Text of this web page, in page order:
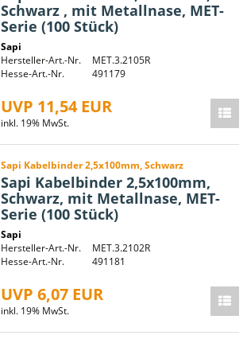
Schwarz , mit Metallnase, MET-
Serie (100 Stück)
Sapi
Hersteller-Art.-Nr.
MET.3.2105R
Hesse-Art.-Nr.
491179
UVP 11,54 EUR
inkl. 19% MwSt.
Sapi Kabelbinder 2,5x100mm, Schwarz
Sapi Kabelbinder 2,5x100mm,
Schwarz, mit Metallnase, MET-
Serie (100 Stück)
Sapi
Hersteller-Art.-Nr.
MET.3.2102R
Hesse-Art.-Nr.
491181
UVP 6,07 EUR
inkl. 19% MwSt.